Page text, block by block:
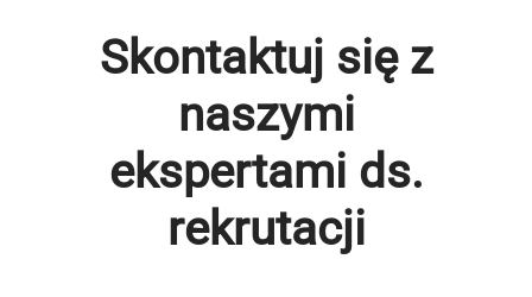
Skontaktuj się z
naszymi
ekspertami ds.
rekrutacji